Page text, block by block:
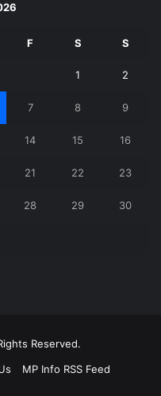
F S S
1 2
7 8 9
14 15 16
21 22 23
28 29 30
Reserved.
MP Info RSS Feed